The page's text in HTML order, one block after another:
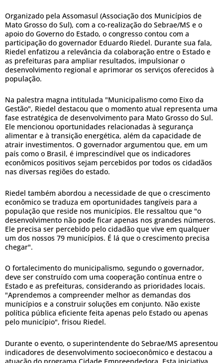
Organizado pela Assomasul (Associação dos Municípios de
Mato Grosso do Sul), com a co-realização do Sebrae/MS e o
apoio do Governo do Estado, o congresso contou com a
participação do governador Eduardo Riedel. Durante sua fala,
Riedel enfatizou a relevância da colaboração entre o Estado e
as prefeituras para ampliar resultados, impulsionar o
desenvolvimento regional e aprimorar os serviços oferecidos à
população.
Na palestra magna intitulada "Municipalismo como Eixo da
Gestão", Riedel destacou que o momento atual representa uma
fase estratégica de desenvolvimento para Mato Grosso do Sul.
Ele mencionou oportunidades relacionadas à segurança
alimentar e à transição energética, além da capacidade de
atrair investimentos. O governador argumentou que, em um
país como o Brasil, é imprescindível que os indicadores
econômicos positivos sejam percebidos por todos os cidadãos
nas diversas regiões do estado.
Riedel também abordou a necessidade de que o crescimento
econômico se traduza em oportunidades tangíveis para a
população que reside nos municípios. Ele ressaltou que "o
desenvolvimento não pode ficar apenas nos grandes números.
Ele precisa ser percebido pelo cidadão que vive em qualquer
um dos nossos 79 municípios. É lá que o crescimento precisa
chegar".
O fortalecimento do municipalismo, segundo o governador,
deve ser construído com uma cooperação contínua entre o
Estado e as prefeituras, considerando as prioridades locais.
"Aprendemos a compreender melhor as demandas dos
municípios e a construir soluções em conjunto. Não existe
política pública eficiente feita apenas pelo Estado ou apenas
pelo município", frisou Riedel.
Durante o evento, o superintendente do Sebrae/MS apresentou
indicadores de desenvolvimento socioeconômico e destacou a